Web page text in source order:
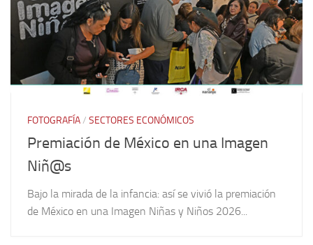
FOTOGRAFÍA/ SECTORES ECONÓMICOS
Premiación de México en una Imagen
Niñ@s
Bajo la mirada de la infancia: así se vivió la premiación
de México en una Imagen Niñas y Niños 2026...